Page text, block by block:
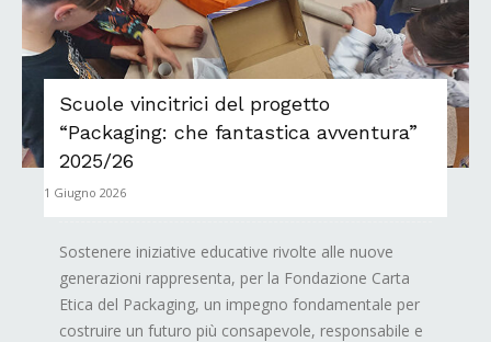
Scuole vincitrici del progetto
“Packaging: che fantastica avventura”
2025/26
1 Giugno 2026
Sostenere iniziative educative rivolte alle nuove
generazioni rappresenta, per la Fondazione Carta
Etica del Packaging, un impegno fondamentale per
costruire un futuro più consapevole, responsabile e